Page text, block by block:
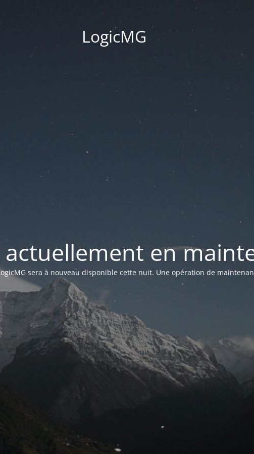
LogicMG
actuellement en
sera à nouveau disponible cette nuit. Une opération de